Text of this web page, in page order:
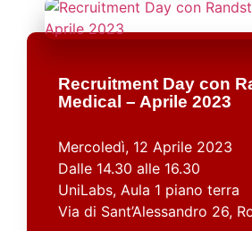
Recruitment Day con
Medical – Aprile 2023
Mercoledì, 12 Aprile 2023
Dalle 14.30 alle 16.30
UniLabs, Aula 1 piano terra
Via di Sant’Alessandro 26,